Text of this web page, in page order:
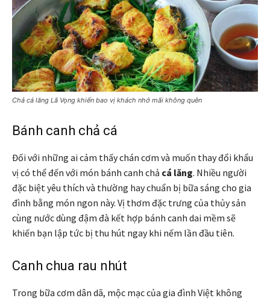
Chả cá lăng Lã Vọng khiến bao vị khách nhớ mãi không quên
Bánh canh chả cá
Đối với những ai cảm thấy chán cơm và muốn thay đổi khẩu
vị có thể đến với món bánh canh chả cá lăng. Nhiều người
đặc biệt yêu thích và thường hay chuẩn bị bữa sáng cho gia
đình bằng món ngon này. Vị thơm đặc trưng của thủy sản
cùng nước dùng đậm đà kết hợp bánh canh dai mềm sẽ
khiến bạn lập tức bị thu hút ngay khi nếm lần đầu tiên.
Canh chua rau nhút
Trong bữa cơm dân dã, mộc mạc của gia đình Việt không